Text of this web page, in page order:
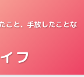
こと、手放したことな
フ